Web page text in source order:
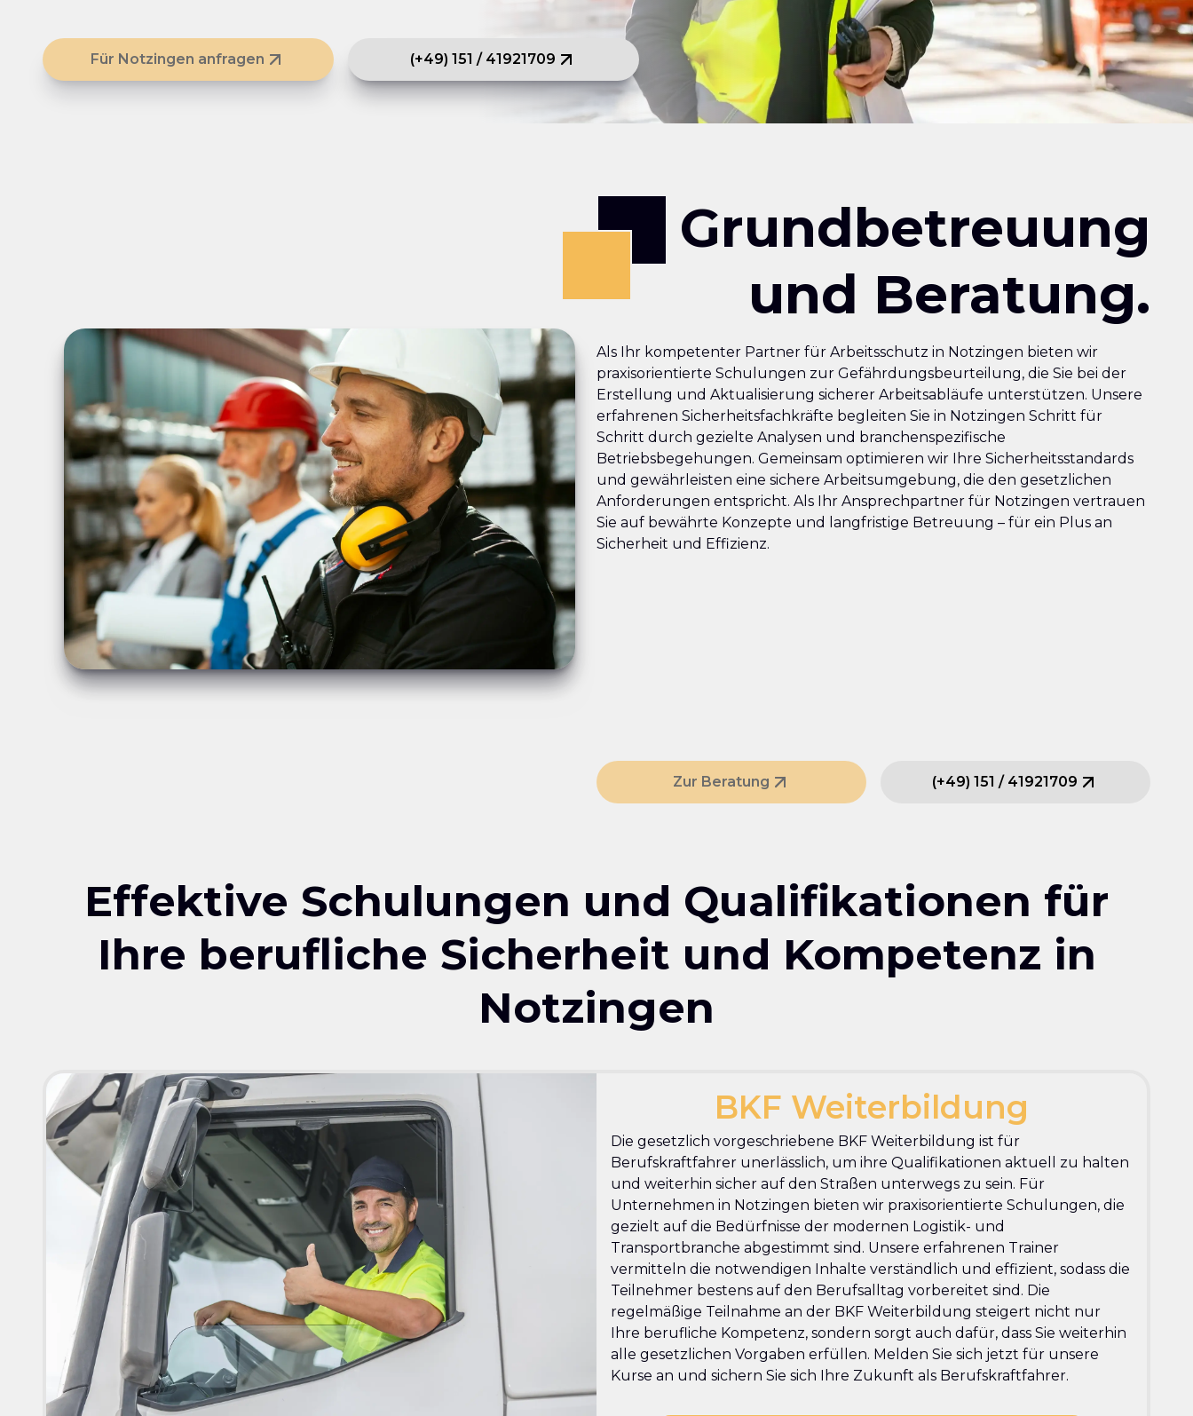
Für Notzingen anfragen (+49) 151 / 41921709
Grundbetreuung
und Beratung.
Als Ihr kompetenter Partner für Arbeitsschutz in Notzingen bieten wir
praxisorientierte Schulungen zur Gefährdungsbeurteilung, die Sie bei der
Erstellung und Aktualisierung sicherer Arbeitsabläufe unterstützen. Unsere
erfahrenen Sicherheitsfachkräfte begleiten Sie in Notzingen Schritt für
Schritt durch gezielte Analysen und branchenspezifische
Betriebsbegehungen. Gemeinsam optimieren wir Ihre Sicherheitsstandards
und gewährleisten eine sichere Arbeitsumgebung, die den gesetzlichen
Anforderungen entspricht. Als Ihr Ansprechpartner für Notzingen vertrauen
Sie auf bewährte Konzepte und langfristige Betreuung – für ein Plus an
Sicherheit und Effizienz.
Zur Beratung (+49) 151 / 41921709
Effektive Schulungen und Qualifikationen für
Ihre berufliche Sicherheit und Kompetenz in
Notzingen
BKF Weiterbildung
Die gesetzlich vorgeschriebene BKF Weiterbildung ist für
Berufskraftfahrer unerlässlich, um ihre Qualifikationen aktuell zu halten
und weiterhin sicher auf den Straßen unterwegs zu sein. Für
Unternehmen in Notzingen bieten wir praxisorientierte Schulungen, die
gezielt auf die Bedürfnisse der modernen Logistik- und
Transportbranche abgestimmt sind. Unsere erfahrenen Trainer
vermitteln die notwendigen Inhalte verständlich und effizient, sodass die
Teilnehmer bestens auf den Berufsalltag vorbereitet sind. Die
regelmäßige Teilnahme an der BKF Weiterbildung steigert nicht nur
Ihre berufliche Kompetenz, sondern sorgt auch dafür, dass Sie weiterhin
alle gesetzlichen Vorgaben erfüllen. Melden Sie sich jetzt für unsere
Kurse an und sichern Sie sich Ihre Zukunft als Berufskraftfahrer.